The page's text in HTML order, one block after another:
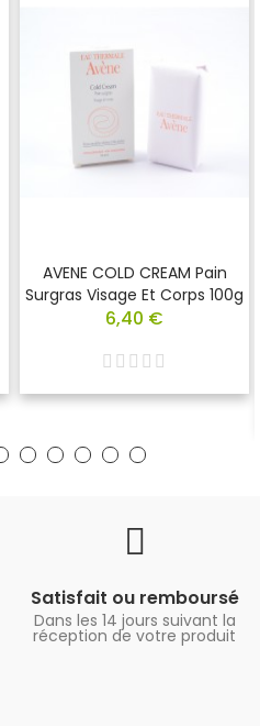
AVENE COLD CREAM Pain
Surgras Visage Et Corps 100g
6,40 €
Satisfait ou remboursé
Dans les 14 jours suivant la
réception de votre produit